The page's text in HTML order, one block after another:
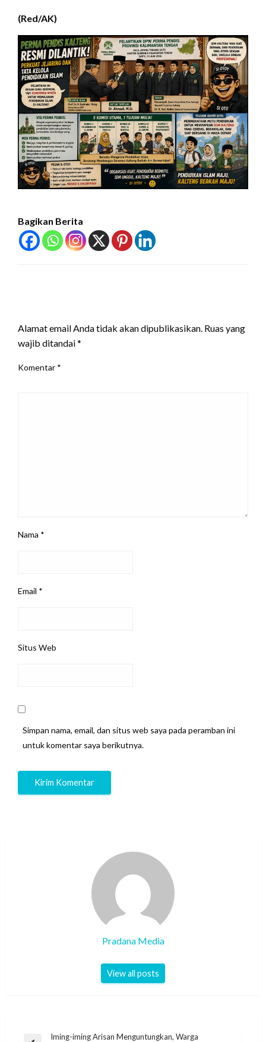
(Red/AK)
Bagikan Berita
Alamat email Anda tidak akan dipublikasikan. Ruas yang
wajib ditandai*
Komentar *
Nama *
Email *
Situs Web
Simpan nama, email, dan situs web saya pada peramban ini
untuk komentar saya berikutnya.
Pradana Media
View all posts
Iming-iming Arisan Menguntungkan, Warga